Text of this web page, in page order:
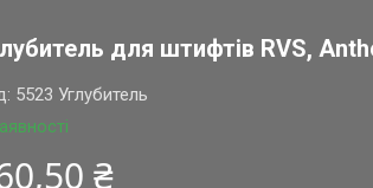
для штифтів RVS,
5523 Углубитель
₴